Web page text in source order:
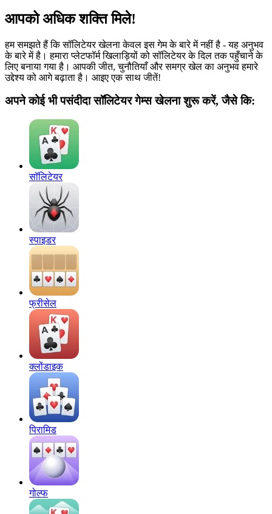
आपको अधिक शक्ति मिले!
हम समझते हैं कि सॉलिटेयर खेलना केवल इस गेम के बारे में नहीं है - यह अनुभव
के बारे में है। हमारा प्लेटफॉर्म खिलाड़ियों को सॉलिटेयर के दिल तक पहुँचाने के
लिए बनाया गया है। आपकी जीत, चुनौतियाँ और समग्र खेल का अनुभव हमारे
उद्देश्य को आगे बढ़ाता है। आइए एक साथ जीतें!
अपने कोई भी पसंदीदा सॉलिटेयर गेम्स खेलना शुरू करें, जैसे कि:
सॉलिटेयर
स्पाइडर
फ्रीसेल
क्लोंडाइक
पिरामिड
गोल्फ